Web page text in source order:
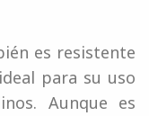
es resistente
para su uso
Aunque es